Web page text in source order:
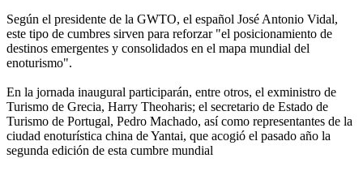
Según el presidente de la GWTO, el español José Antonio Vidal,
este tipo de cumbres sirven para reforzar "el posicionamiento de
destinos emergentes y consolidados en el mapa mundial del
enoturismo".
En la jornada inaugural participarán, entre otros, el exministro de
Turismo de Grecia, Harry Theoharis; el secretario de Estado de
Turismo de Portugal, Pedro Machado, así como representantes de la
ciudad enoturística china de Yantai, que acogió el pasado año la
segunda edición de esta cumbre mundial